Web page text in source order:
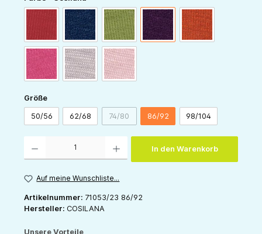
marine grün pflaume orange
pink grau rose
Größeauswählen
50/56 62/68 74/80(Diese Option ist zurzeit nicht verfügbar.)
86/92 98/104
In den Warenkorb
Auf meine Wunschliste...
Artikelnummer: 71053/23 86/92
Hersteller: COSILANA
Unsere Vorteile